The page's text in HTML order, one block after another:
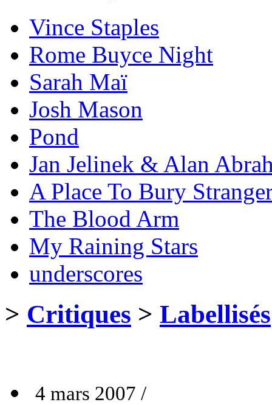
Vince Staples
Rome Buyce Night
Sarah Maï
Josh Mason
Pond
Jan Jelinek & Alan
A Place To Bury
The Blood Arm
My Raining Stars
underscores
> Critiques > Labellisés
4 mars 2007 /